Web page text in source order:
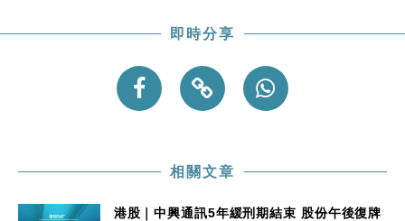
即時分享
相關文章
港股｜中興通訊5年緩刑期結束 股份午後復牌